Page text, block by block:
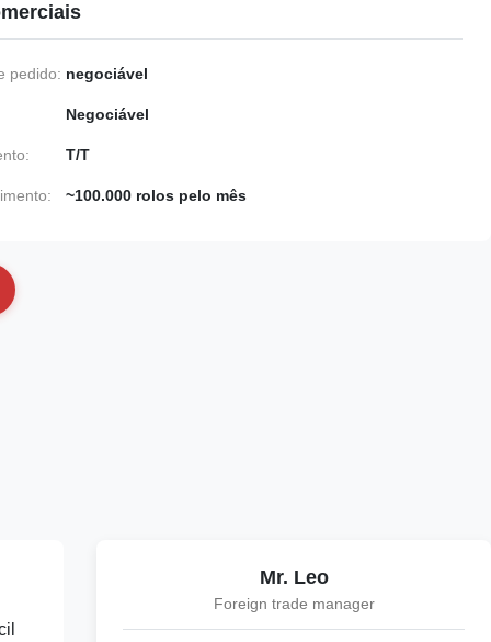
pedido: negociável
Negociável
T/T
~100.000 rolos pelo mês
Mr. Leo
Foreign trade manager